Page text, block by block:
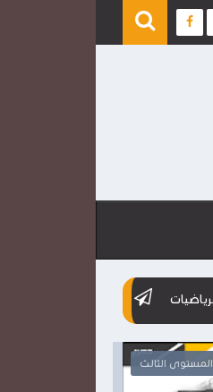
مقترحات جديدة للامتحانات الموحدة
المستوى الثالث